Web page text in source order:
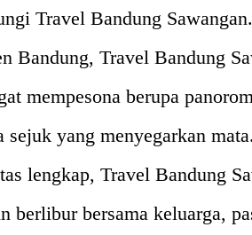
Travel Bandung
Bandung, Travel Bandung
mempesona berupa
sejuk yang menyegarkan
lengkap, Travel Bandung
berlibur bersama keluarga,